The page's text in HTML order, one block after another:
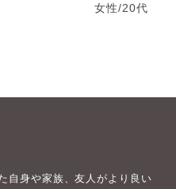
女性/20代
自身や家族、友人がより良い